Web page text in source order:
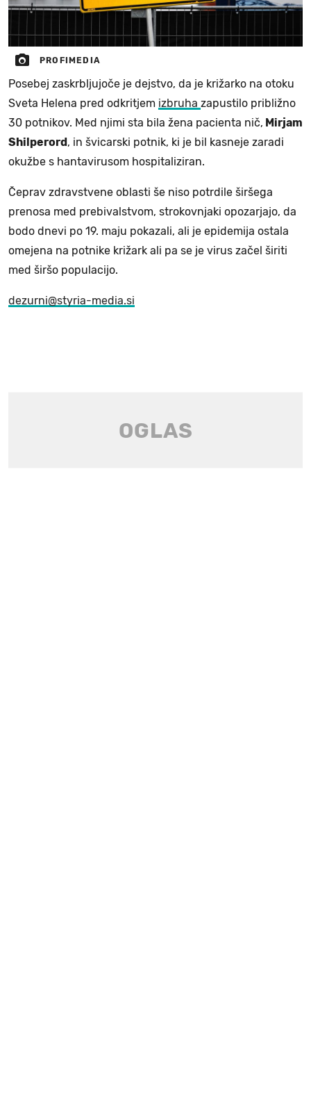
PROFIMEDIA
Posebej zaskrbljujoče je dejstvo, da je križarko na otoku
Sveta Helena pred odkritjem izbruha zapustilo približno
30 potnikov. Med njimi sta bila žena pacienta nič, Mirjam
Shilperord , in švicarski potnik, ki je bil kasneje zaradi
okužbe s hantavirusom hospitaliziran.
Čeprav zdravstvene oblasti še niso potrdile širšega
prenosa med prebivalstvom, strokovnjaki opozarjajo, da
bodo dnevi po 19. maju pokazali, ali je epidemija ostala
omejena na potnike križark ali pa se je virus začel širiti
med širšo populacijo.
dezurni@styria-media.si